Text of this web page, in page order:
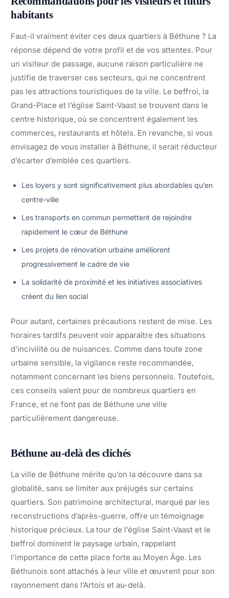
habitants
Faut-il vraiment éviter ces deux quartiers à Béthune ? La
réponse dépend de votre profil et de vos attentes. Pour
un visiteur de passage, aucune raison particulière ne
justifie de traverser ces secteurs, qui ne concentrent
pas les attractions touristiques de la ville. Le beffroi, la
Grand-Place et l’église Saint-Vaast se trouvent dans le
centre historique, où se concentrent également les
commerces, restaurants et hôtels. En revanche, si vous
envisagez de vous installer à Béthune, il serait réducteur
d’écarter d’emblée ces quartiers.
Les loyers y sont significativement plus abordables qu’en
centre-ville
Les transports en commun permettent de rejoindre
rapidement le cœur de Béthune
Les projets de rénovation urbaine améliorent
progressivement le cadre de vie
La solidarité de proximité et les initiatives associatives
créent du lien social
Pour autant, certaines précautions restent de mise. Les
horaires tardifs peuvent voir apparaître des situations
d’incivilité ou de nuisances. Comme dans toute zone
urbaine sensible, la vigilance reste recommandée,
notamment concernant les biens personnels. Toutefois,
ces conseils valent pour de nombreux quartiers en
France, et ne font pas de Béthune une ville
particulièrement dangereuse.
Béthune au-delà des clichés
La ville de Béthune mérite qu’on la découvre dans sa
globalité, sans se limiter aux préjugés sur certains
quartiers. Son patrimoine architectural, marqué par les
reconstructions d’après-guerre, offre un témoignage
historique précieux. La tour de l’église Saint-Vaast et le
beffroi dominent le paysage urbain, rappelant
l’importance de cette place forte au Moyen Âge. Les
Béthunois sont attachés à leur ville et œuvrent pour son
rayonnement dans l’Artois et au-delà.